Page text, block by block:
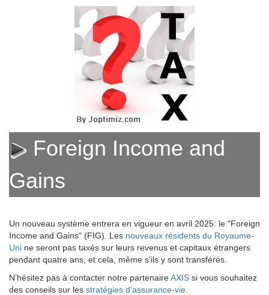
Foreign Income and
Gains
Un nouveau système entrera en vigueur en avril 2025: le "Foreign
Income and Gains" (FIG). Les nouveaux résidents du Royaume-
Uni ne seront pas taxés sur leurs revenus et capitaux étrangers
pendant quatre ans, et cela, même s'ils y sont transférés.
N’hésitez pas à contacter notre partenaireAXIS si vous souhaitez
des conseils sur les stratégies d'assurance-vie